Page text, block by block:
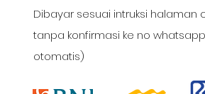
Dibayar sesuai intruksi halaman
tanpa konfirmasi ke no
otomatis)